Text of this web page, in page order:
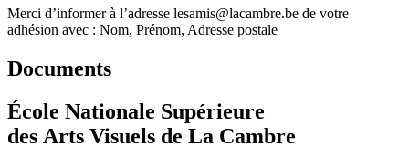
Merci d’informer à l’adresse lesamis@lacambre.be de votre
adhésion avec : Nom, Prénom, Adresse postale
Documents
École Nationale Supérieure
des Arts Visuels de La Cambre